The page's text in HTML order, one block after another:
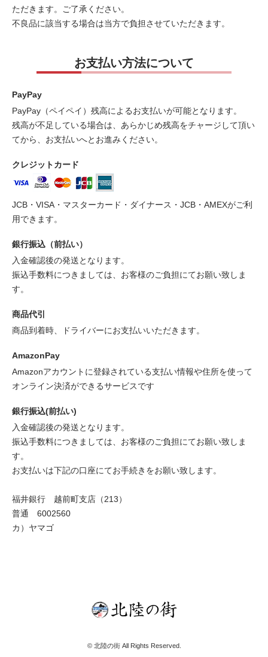
ただきます。ご了承ください。
不良品に該当する場合は当方で負担させていただきます。
お支払い方法について
PayPay
PayPay（ペイペイ）残高によるお支払いが可能となります。
残高が不足している場合は、あらかじめ残高をチャージして頂い
てから、お支払いへとお進みください。
クレジットカード
JCB・VISA・マスターカード・ダイナース・JCB・AMEXがご利
用できます。
銀行振込（前払い）
入金確認後の発送となります。
振込手数料につきましては、お客様のご負担にてお願い致しま
す。
商品代引
商品到着時、ドライバーにお支払いいただきます。
AmazonPay
Amazonアカウントに登録されている支払い情報や住所を使って
オンライン決済ができるサービスです
銀行振込(前払い)
入金確認後の発送となります。
振込手数料につきましては、お客様のご負担にてお願い致しま
す。
お支払いは下記の口座にてお手続きをお願い致します。
福井銀行 越前町支店（213）
普通 6002560
カ）ヤマゴ
© 北陸の街 All Rights Reserved.